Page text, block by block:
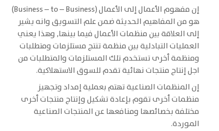
إن مفهوم الأعمال إلى الأعمال (Business – to – Business)
هو من المفاهيم الحديثة ضمن علم التسويق وانه يشير
إلى العلاقة بين منظمات الأعمال فيما بينها, وهذا يعني
العمليات التبادلية بين منظمة تنتج مستلزمات ومتطلبات
ومنظمة أخرى تستخدم تلك المستلزمات والمتطلبات من
اجل إنتاج منتجات نهائية تقدم للسوق الاستهلاكية.
إن المنظمات الصناعية تهتم بعملية إمداد وتجهيز
منظمات أخرى تقوم بإعادة تشكيل وإنتاج منتجات أخرى
مختلفة بخصائصها ومنافعها عن المنتجات الصناعية
الموردة.